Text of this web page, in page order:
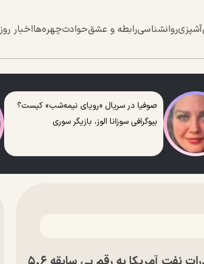
آشپزیروانشناسیرابطه و عشقحوادثچهره‌هااخبار روز
صوفیا در سریال «رویای نیمه‌شب» کیست؟
بیوگرافی سوزانا الوز، بازیگر سوری